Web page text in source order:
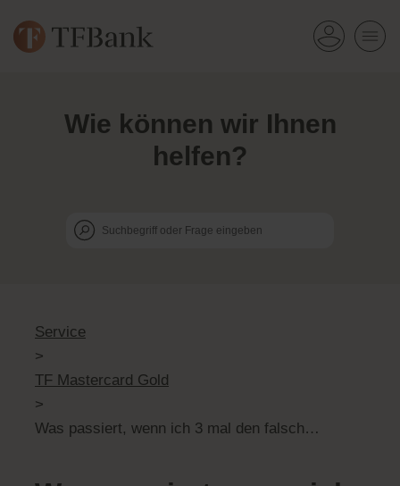
Wie können wir Ihnen
helfen?
Service
>
TF Mastercard Gold
>
Was passiert, wenn ich 3 mal den falschen Pin eingegeben habe?